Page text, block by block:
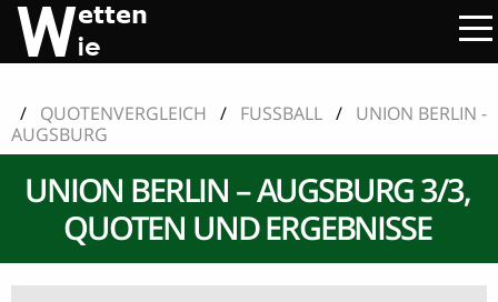
/ QUOTENVERGLEICH / FUSSBALL / UNION BERLIN -
AUGSBURG
UNION BERLIN – AUGSBURG 3/3,
QUOTEN UND ERGEBNISSE